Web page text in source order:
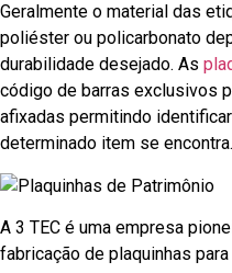
Geralmente o material das
poliéster ou policarbonato
durabilidade desejado. As
código de barras exclusivos
afixadas permitindo
determinado item se encontra.
A 3 TEC é uma empresa
fabricação de plaquinhas